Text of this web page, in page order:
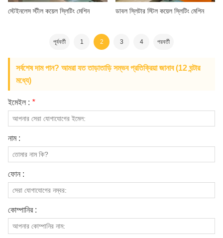
স্টেইনলেস স্টীল কয়েল স্লিটিং মেশিন ডাবল স্লিটার স্টিল কয়েল স্লিটিং মেশিন
পূর্ববর্তী 1 2 3 4 পরবর্তী
সর্বশেষ দাম পান? আমরা যত তাড়াতাড়ি সম্ভব প্রতিক্রিয়া জানাব (12 ঘন্টার
মধ্যে)
ইমেইল : *
নাম :
ফোন :
কোম্পানির :